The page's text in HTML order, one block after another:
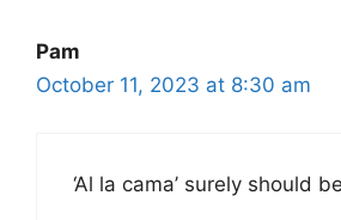
Pam
October 11, 2023 at 8:30 am
‘Al la cama’ surely should be